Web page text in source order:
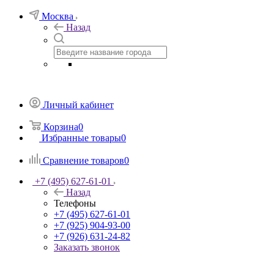
Москва
Назад
Личный кабинет
Корзина0
Избранные товары0
Сравнение товаров0
+7 (495) 627-61-01
Назад
Телефоны
+7 (495) 627-61-01
+7 (925) 904-93-00
+7 (926) 631-24-82
Заказать звонок